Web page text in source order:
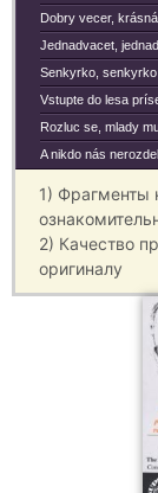
Dobry vecer,
Jednadvacet,
Senkyrko, senkyrko
Vstupte do lesa
Rozluc se, mlady
A nikdo nás
1) Фрагменты
2) Качество
оригиналу